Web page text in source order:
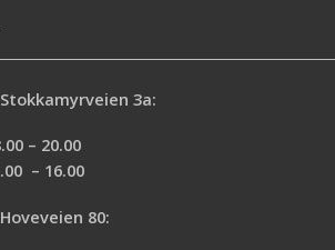
3a:
– 20.00
16.00
80: